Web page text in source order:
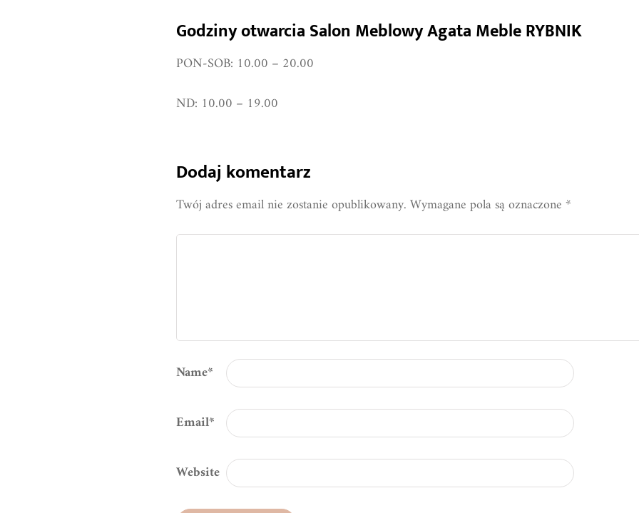
Godziny otwarcia Salon Meblowy Agata Meble RYBNIK
PON-SOB: 10.00 – 20.00
ND: 10.00 – 19.00
Dodaj komentarz
Twój adres email nie zostanie opublikowany.Wymagane pola są oznaczone*
Name*
Email*
Website